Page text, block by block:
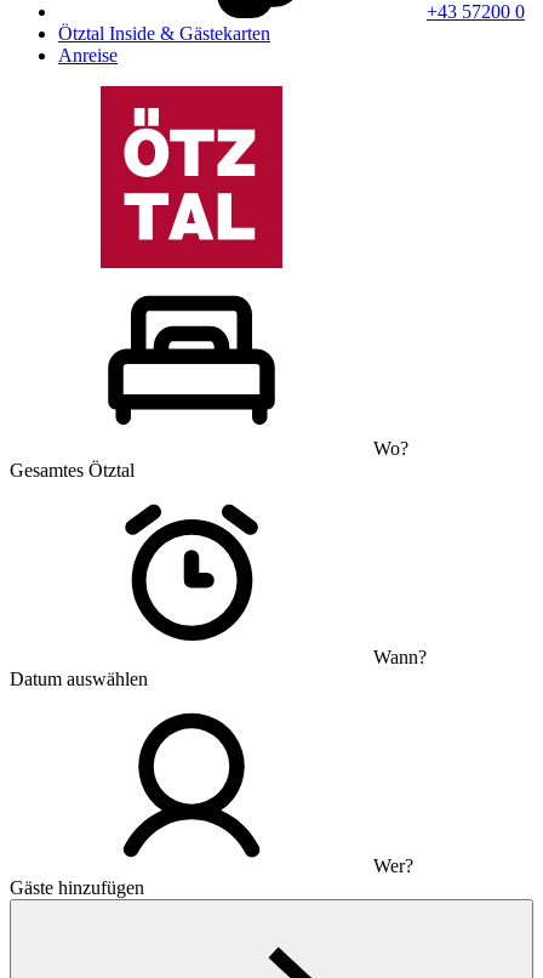
+43 57200 0
Ötztal Inside & Gästekarten
Anreise
Wo?
Gesamtes Ötztal
Wann?
Datum auswählen
Wer?
Gäste hinzufügen